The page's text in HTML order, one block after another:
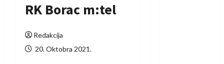
RK Borac m:tel
Redakcija
20. Oktobra 2021.